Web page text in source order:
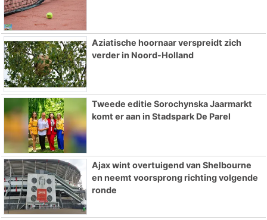
Aziatische hoornaar verspreidt zich
verder in Noord-Holland
Tweede editie Sorochynska Jaarmarkt
komt er aan in Stadspark De Parel
Ajax wint overtuigend van Shelbourne
en neemt voorsprong richting volgende
ronde